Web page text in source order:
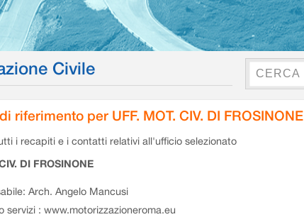
Civile
riferimento per UFF. MOT. CIV. DI FROSINONE
i recapiti e i contatti relativi all'ufficio selezionato
DI FROSINONE
Arch. Angelo Mancusi
servizi : www.motorizzazioneroma.eu